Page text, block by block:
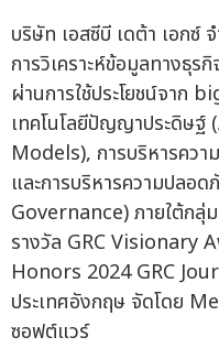
บริษัท เอสซีบี เดต้า เอกซ์
การวิเคราะห์ข้อมูลทางธุร
ผ่านการใช้ประโยชน์จาก
เทคโนโลยีปัญญาประดิษ
Models), การบริหารคว
และการบริหารความปลอ
Governance) ภายใต้กลุ่
รางวัล GRC Visionary
Honors 2024 GRC
ประเทศอังกฤษ จัดโดย
ซอฟต์แวร์